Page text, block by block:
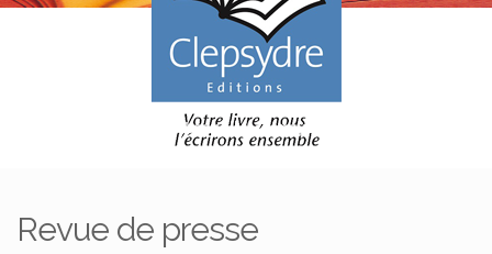
Accueil Clepsydre ?
Revue de presse